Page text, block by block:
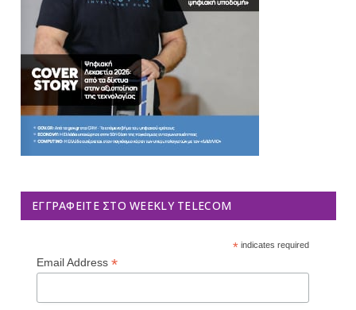
ΕΓΓΡΑΦΕΊΤΕ ΣΤΟ WEEKLY TELECOM
*indicates required
Email Address *